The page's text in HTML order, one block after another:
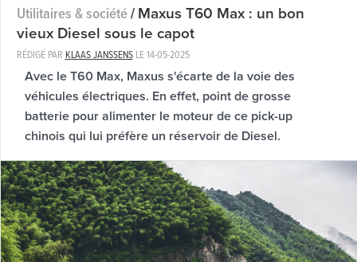
Utilitaires & société/Maxus T60 Max : un bon
vieux Diesel sous le capot
RÉDIGÉ PAR KLAAS JANSSENSLE14-05-2025
Avec le T60 Max, Maxus s'écarte de la voie des
véhicules électriques. En effet, point de grosse
batterie pour alimenter le moteur de ce pick-up
chinois qui lui préfère un réservoir de Diesel.